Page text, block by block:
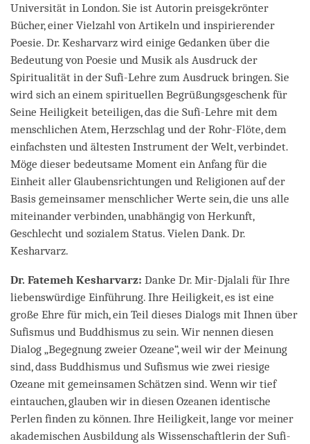
Universität in London. Sie ist Autorin preisgekrönter
Bücher, einer Vielzahl von Artikeln und inspirierender
Poesie. Dr. Kesharvarz wird einige Gedanken über die
Bedeutung von Poesie und Musik als Ausdruck der
Spiritualität in der Sufi-Lehre zum Ausdruck bringen. Sie
wird sich an einem spirituellen Begrüßungsgeschenk für
Seine Heiligkeit beteiligen, das die Sufi-Lehre mit dem
menschlichen Atem, Herzschlag und der Rohr-Flöte, dem
einfachsten und ältesten Instrument der Welt, verbindet.
Möge dieser bedeutsame Moment ein Anfang für die
Einheit aller Glaubensrichtungen und Religionen auf der
Basis gemeinsamer menschlicher Werte sein, die uns alle
miteinander verbinden, unabhängig von Herkunft,
Geschlecht und sozialem Status. Vielen Dank. Dr.
Kesharvarz.
Dr. Fatemeh Kesharvarz: Danke Dr. Mir-Djalali für Ihre
liebenswürdige Einführung. Ihre Heiligkeit, es ist eine
große Ehre für mich, ein Teil dieses Dialogs mit Ihnen über
Sufismus und Buddhismus zu sein. Wir nennen diesen
Dialog „Begegnung zweier Ozeane“, weil wir der Meinung
sind, dass Buddhismus und Sufismus wie zwei riesige
Ozeane mit gemeinsamen Schätzen sind. Wenn wir tief
eintauchen, glauben wir in diesen Ozeanen identische
Perlen finden zu können. Ihre Heiligkeit, lange vor meiner
akademischen Ausbildung als Wissenschaftlerin der Sufi-